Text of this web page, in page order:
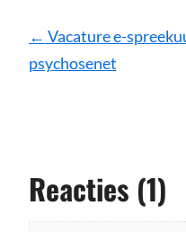
Bericht
navigatie
← Vacature e-
psychosenet
Reacties (1)